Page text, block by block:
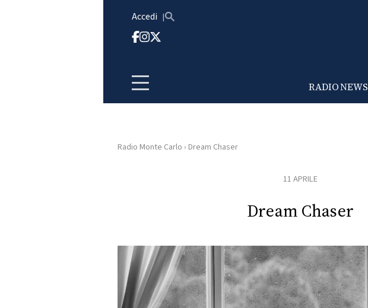
Accedi
RADIONEWS
RADIO
PLAYLIST
Radio Monte Carlo › Dream Chaser
11 APRILE
Dream Chaser